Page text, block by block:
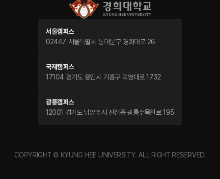
서울캠퍼스
02447 서울특별시 동대문구 경희대로 26
국제캠퍼스
17104 경기도 용인시 기흥구 덕영대로 1732
광릉캠퍼스
12001 경기도 남양주시 진접읍 광릉수목원로 195
COPYRIGHT © KYUNG HEE UNIVERSITY. ALL RIGHT RESERVED.